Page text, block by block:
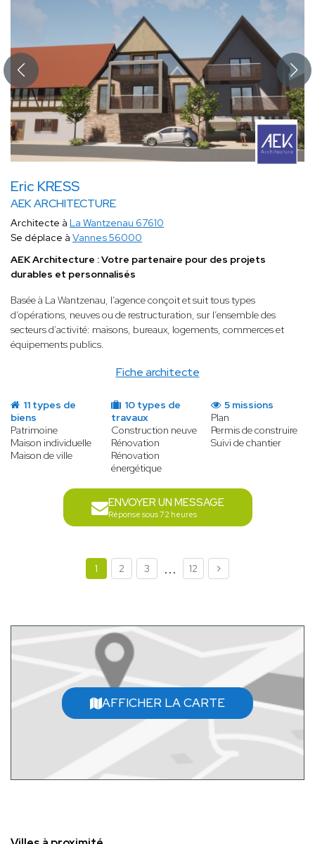
Eric KRESS
AEK ARCHITECTURE
Fiche architecte
Architecte à La Wantzenau 67610
Se déplace à Vannes 56000
AEK Architecture : Votre partenaire pour des projets
durables et personnalisés
Basée à La Wantzenau, l’agence conçoit et suit tous types
d’opérations, neuves ou de restructuration, sur l’ensemble des
secteurs d’activité: maisons, bureaux, logements, commerces et
équipements publics.
11 types de
biens
Patrimoine
Maison individuelle
Maison de ville
10 types de
travaux
Construction neuve
Rénovation
Rénovation
énergétique
5 missions
Plan
Permis de construire
Suivi de chantier
ENVOYER UN MESSAGE
Réponse sous 72 heures
1 2 3 ... 12
AFFICHER LA CARTE